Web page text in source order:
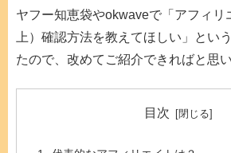
ヤフー知恵袋やokwaveで「アフィリ
上）確認方法を教えてほしい」とい
たので、改めてご紹介できればと思い
目次